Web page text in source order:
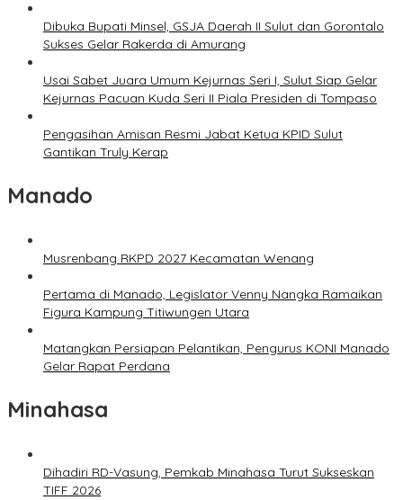
Dibuka Bupati Minsel, GSJA Daerah II Sulut dan Gorontalo
Sukses Gelar Rakerda di Amurang
Usai Sabet Juara Umum Kejurnas Seri I, Sulut Siap Gelar
Kejurnas Pacuan Kuda Seri II Piala Presiden di Tompaso
Pengasihan Amisan Resmi Jabat Ketua KPID Sulut
Gantikan Truly Kerap
Manado
Musrenbang RKPD 2027 Kecamatan Wenang
Pertama di Manado, Legislator Venny Nangka Ramaikan
Figura Kampung Titiwungen Utara
Matangkan Persiapan Pelantikan, Pengurus KONI Manado
Gelar Rapat Perdana
Minahasa
Dihadiri RD-Vasung, Pemkab Minahasa Turut Sukseskan
TIFF 2026